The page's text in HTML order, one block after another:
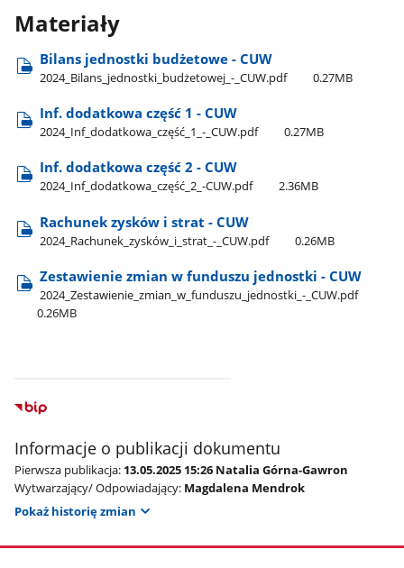
Materiały
Bilans jednostki budżetowe - CUW
2024​_Bilans​_jednostki​_budżetowej​_-​_CUW.pdf 0.27MB
Inf. dodatkowa część 1 - CUW
2024​_Inf​_dodatkowa​_część​_1​_-​_CUW.pdf 0.27MB
Inf. dodatkowa część 2 - CUW
2024​_Inf​_dodatkowa​_część​_2​_-CUW.pdf 2.36MB
Rachunek zysków i strat - CUW
2024​_Rachunek​_zysków​_i​_strat​_-​_CUW.pdf 0.26MB
Zestawienie zmian w funduszu jednostki - CUW
2024​_Zestawienie​_zmian​_w​_funduszu​_jednostki​_-​_CUW.pdf
0.26MB
Informacje o publikacji dokumentu
Pierwsza publikacja: 13.05.2025 15:26 Natalia Górna-Gawron
Wytwarzający/ Odpowiadający: Magdalena Mendrok
Pokaż historię zmian